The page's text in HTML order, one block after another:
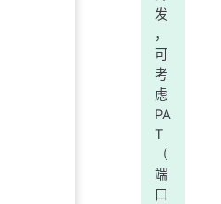
发
，
可
考
虑
PA
T
（
端
口